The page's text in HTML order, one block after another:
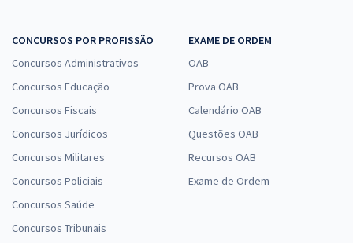
CONCURSOS POR PROFISSÃO
Concursos Administrativos
Concursos Educação
Concursos Fiscais
Concursos Jurídicos
Concursos Militares
Concursos Policiais
Concursos Saúde
Concursos Tribunais
EXAME DE ORDEM
OAB
Prova OAB
Calendário OAB
Questões OAB
Recursos OAB
Exame de Ordem